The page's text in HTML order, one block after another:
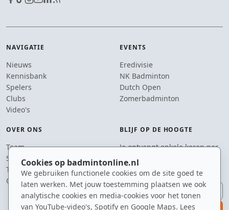
Cookies op badmintonline.nl
We gebruiken functionele cookies om de site goed te
laten werken. Met jouw toestemming plaatsen we ook
analytische cookies en media-cookies voor het tonen
van YouTube-video's, Spotify en Google Maps. Lees
NAVIGATIE
Nieuws
Kennisbank
Spelers
Clubs
Video's
EVENTS
Eredivisie
NK Badminton
Dutch Open
Zomerbadminton
OVER ONS
Team
Supporters
Tip de redactie
Contact
BLIJF OP DE HOOGTE
Je ontvangt enkele keren per
jaar een e-mail met het
laatste badmintonnieuws.
E-mailadres